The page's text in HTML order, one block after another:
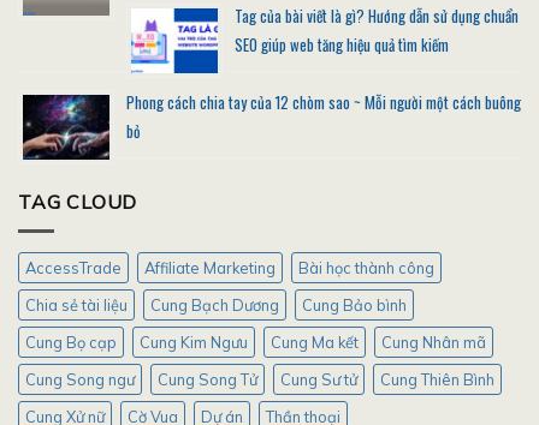
Tag của bài viết là gì? Hướng dẫn sử dụng chuẩn
SEO giúp web tăng hiệu quả tìm kiếm
Phong cách chia tay của 12 chòm sao ~ Mỗi người một cách buông
bỏ
TAG CLOUD
AccessTrade Affiliate Marketing
Bài học thành công
Chia sẻ tài liệu
Cung Bạch Dương
Cung Bảo bình
Cung Bọ cạp
Cung Kim Ngưu Cung Ma kết
Cung Nhân mã
Cung Song ngư
Cung Song Tử Cung Sư tử
Cung Thiên Bình
Cung Xử nữ
Cờ Vua Dự án Thần thoại